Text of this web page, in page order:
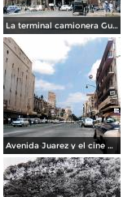
La terminal camionera Guadalajara, Jalisco 1961
Avenida Juarez y el cine Variedades Guadalajara, Jalisco 1961